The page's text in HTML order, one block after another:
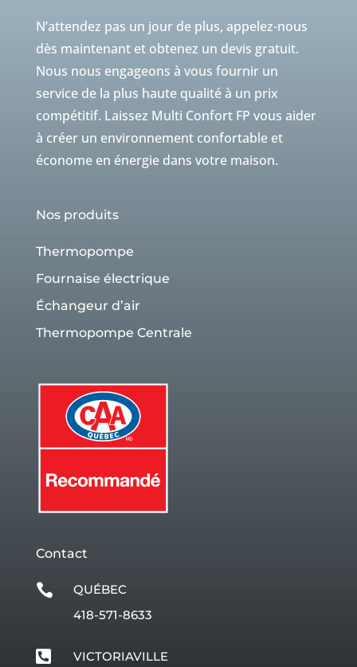
N’attendez pas un jour de plus, appelez-nous
dès maintenant et obtenez un devis gratuit.
Nous nous engageons à vous fournir un
service de la plus haute qualité à un prix
compétitif. Laissez Multi Confort FP vous aider
à créer un environnement confortable et
économe en énergie dans votre maison.
Nos produits
Thermopompe
Fournaise électrique
Échangeur d’air
Thermopompe Centrale
Contact

QUÉBEC
418-571-8633

VICTORIAVILLE